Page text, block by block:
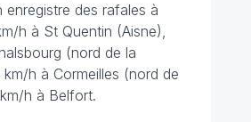
des rafales à
h à St Quentin (Aisne),
(nord de la
h à Cormeilles (nord de
h à Belfort.